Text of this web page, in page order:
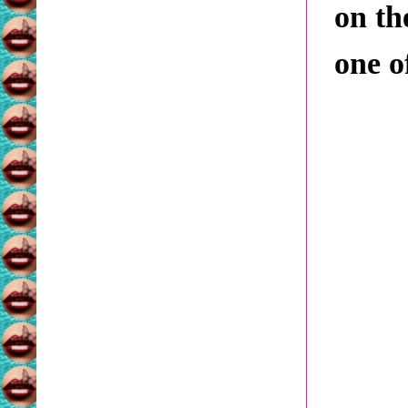
on
one